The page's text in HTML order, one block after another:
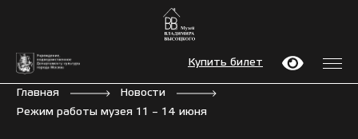
Купить билет
Главная
Новости
Режим работы музея 11 – 14 июня